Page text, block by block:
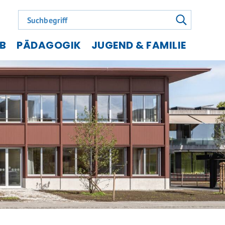
Suchbegriff
suchen
PÄDAGOGIK JUGEND & FAMILIE